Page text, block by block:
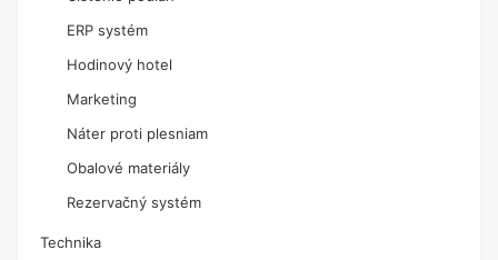
ERP systém
Hodinový hotel
Marketing
Náter proti plesniam
Obalové materiály
Rezervačný systém
Technika